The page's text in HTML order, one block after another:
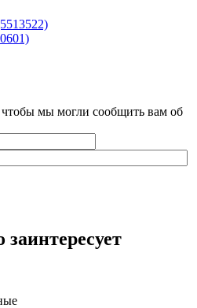
мы могли сообщить вам об